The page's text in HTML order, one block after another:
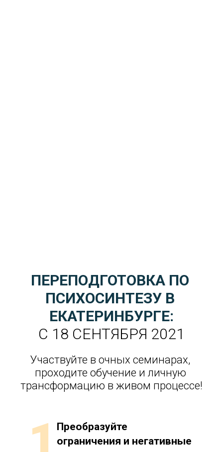
ПЕРЕПОДГОТОВКА ПО
ПСИХОСИНТЕЗУ В
ЕКАТЕРИНБУРГЕ:
С 18 СЕНТЯБРЯ 2021
Участвуйте в очных семинарах,
проходите обучение и личную
трансформацию в живом процессе!
Преобразуйте
ограничения и негативные